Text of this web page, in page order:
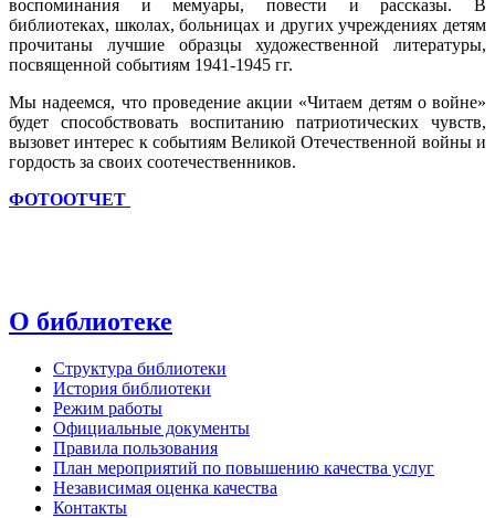
воспоминания и мемуары, повести и рассказы. В
библиотеках, школах, больницах и других учреждениях детям
прочитаны лучшие образцы художественной литературы,
посвященной событиям 1941-1945 гг.
Мы надеемся, что проведение акции «Читаем детям о войне»
будет способствовать воспитанию патриотических чувств,
вызовет интерес к событиям Великой Отечественной войны и
гордость за своих соотечественников.
ФОТООТЧЕТ
О библиотеке
Структура библиотеки
История библиотеки
Режим работы
Официальные документы
Правила пользования
План мероприятий по повышению качества услуг
Независимая оценка качества
Контакты